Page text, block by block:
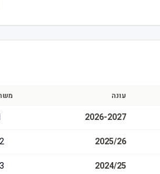
עונה
2026-2027
2025/26
2024/25